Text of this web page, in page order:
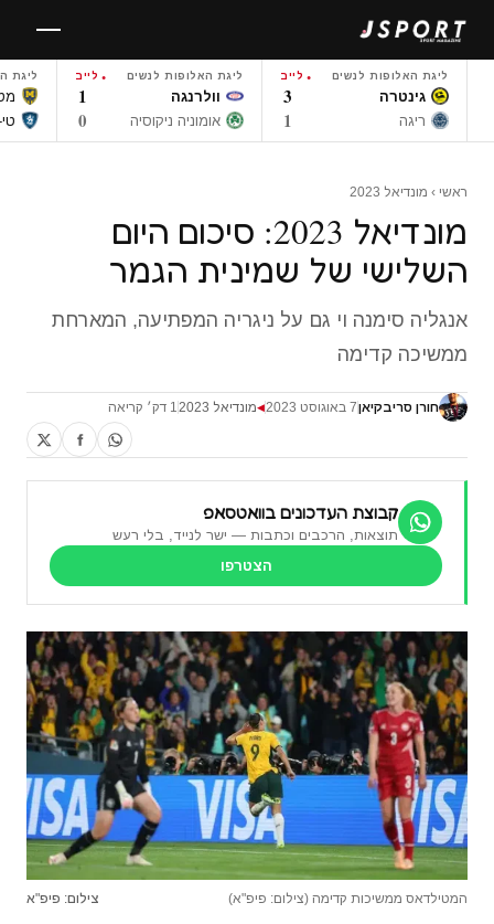
לתוכן
ליגת האלופות לנשים לייב
גינטרה 3
ריגה 1
ליגת האלופות לנשים לייב
וולרנגה 1
אומוניה ניקוסיה 0
ליגת
ראשי › מונדיאל 2023
מונדיאל 2023: סיכום היום
השלישי של שמינית הגמר
אנגליה סימנה וי גם על ניגריה המפתיעה, המארחת
ממשיכה קדימה
חורן סריבקיאן7 באוגוסט 2023 ◀מונדיאל 2023 1 דק׳ קריאה
קבוצת העדכונים בוואטסאפ
תוצאות, הרכבים וכתבות — ישר לנייד, בלי רעש
הצטרפו
המטילדאס ממשיכות קדימה (צילום: פיפ"א) צילום: פיפ"א